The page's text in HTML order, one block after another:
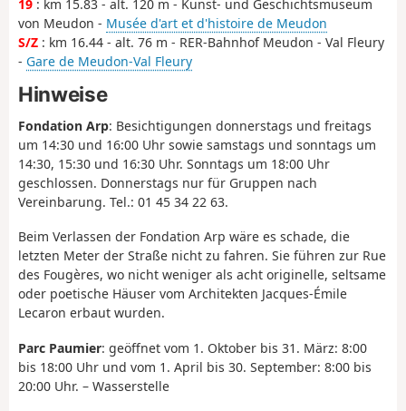
19 : km 15.83 - alt. 120 m - Kunst- und Geschichtsmuseum
von Meudon - Musée d'art et d'histoire de Meudon
S/Z : km 16.44 - alt. 76 m - RER-Bahnhof Meudon - Val Fleury
- Gare de Meudon-Val Fleury
Hinweise
Fondation Arp: Besichtigungen donnerstags und freitags
um 14:30 und 16:00 Uhr sowie samstags und sonntags um
14:30, 15:30 und 16:30 Uhr. Sonntags um 18:00 Uhr
geschlossen. Donnerstags nur für Gruppen nach
Vereinbarung. Tel.: 01 45 34 22 63.
Beim Verlassen der Fondation Arp wäre es schade, die
letzten Meter der Straße nicht zu fahren. Sie führen zur Rue
des Fougères, wo nicht weniger als acht originelle, seltsame
oder poetische Häuser vom Architekten Jacques-Émile
Lecaron erbaut wurden.
Parc Paumier: geöffnet vom 1. Oktober bis 31. März: 8:00
bis 18:00 Uhr und vom 1. April bis 30. September: 8:00 bis
20:00 Uhr. – Wasserstelle